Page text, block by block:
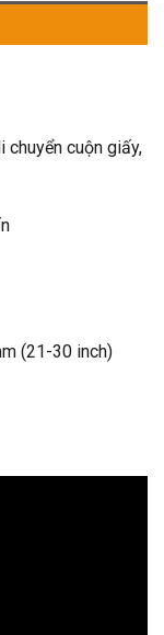
chuyển cuộn giấy,
(21-30 inch)